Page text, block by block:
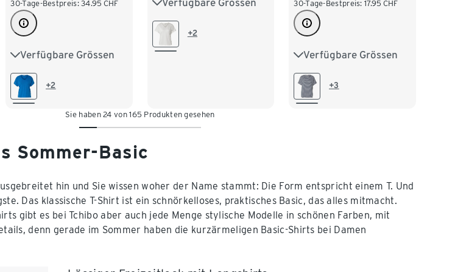
30-Tage-Bestpreis: 34.95 CHF
Verfügbare Grössen
S 36/38 M 40/42
L 44/46+2
Verfügbare Grössen
S 36/38 M 40/42
L 44/46+2
30-Tage-Bestpreis: 17.95 CHF
Verfügbare Grössen
S 36/38 M 40/42
L 44/46+3
Sie haben 24 von 165 Produkten gesehen
Sommer-Basic
hin und Sie wissen woher der Name stammt: Die Form entspricht einem T. Und
Das klassische T-Shirt ist ein schnörkelloses, praktisches Basic, das alles mitmacht.
gibt es bei Tchibo aber auch jede Menge stylische Modelle in schönen Farben, mit
denn gerade im Sommer haben die kurzärmeligen Basic-Shirts bei Damen